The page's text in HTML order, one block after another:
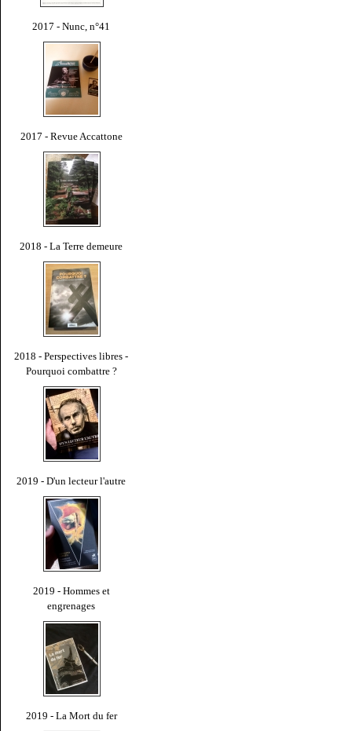
2017 - Nunc, n°41
2017 - Revue Accattone
2018 - La Terre demeure
2018 - Perspectives libres -
Pourquoi combattre ?
2019 - D'un lecteur l'autre
2019 - Hommes et
engrenages
2019 - La Mort du fer